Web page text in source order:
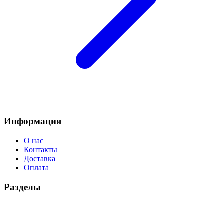
Информация
О нас
Контакты
Доставка
Оплата
Разделы